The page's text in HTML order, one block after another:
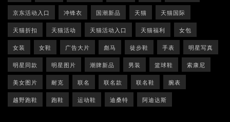
京东活动入口 冲锋衣 国潮新品 天猫 天猫国际
天猫折扣 天猫活动 天猫活动入口 天猫福利 女包
女装 女鞋 广告大片 彪马 徒步鞋 手表 明星写真
明星同款 明星图片 潮牌新品 男装 篮球鞋 索康尼
美女图片 耐克 联名 联名款 联名鞋 腕表
越野跑鞋 跑鞋 运动鞋 迪桑特 阿迪达斯